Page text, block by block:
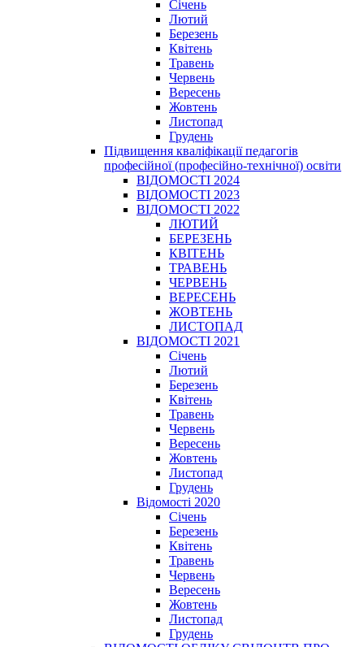
Січень
Лютий
Березень
Квітень
Травень
Червень
Вересень
Жовтень
Листопад
Грудень
Підвищення кваліфікації педагогів
професійної (професійно-технічної) освіти
ВІДОМОСТІ 2024
ВІДОМОСТІ 2023
ВІДОМОСТІ 2022
ЛЮТИЙ
БЕРЕЗЕНЬ
КВІТЕНЬ
ТРАВЕНЬ
ЧЕРВЕНЬ
ВЕРЕСЕНЬ
ЖОВТЕНЬ
ЛИСТОПАД
ВІДОМОСТІ 2021
Січень
Лютий
Березень
Квітень
Травень
Червень
Вересень
Жовтень
Листопад
Грудень
Відомості 2020
Січень
Березень
Квітень
Травень
Червень
Вересень
Жовтень
Листопад
Грудень